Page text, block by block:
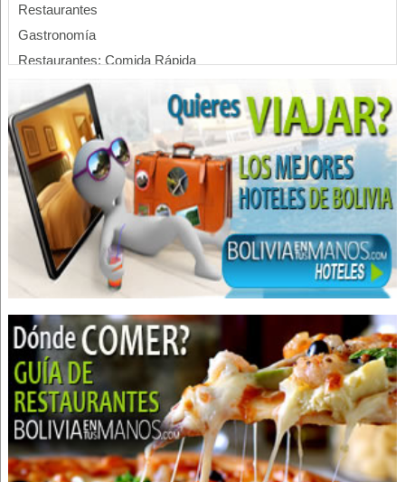
Restaurantes
Gastronomía
Restaurantes: Comida Rápida
Pollos Broaster
Comida Rápida
Hamburguesas
Pollos al Spiedo
Servicios de Gastronomía
Educación Superior
Licenciaturas
Postgrados
Técnico Superior
Universidades
Universidades privadas
Restaurantes: Comida Criolla
Empresas de Televisión
Canales de Televisión
Publicidad en TV
Publicidad en Televisión